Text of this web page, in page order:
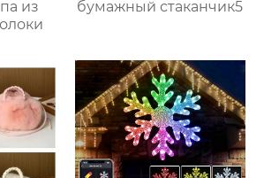
из
бумажный стаканчик5